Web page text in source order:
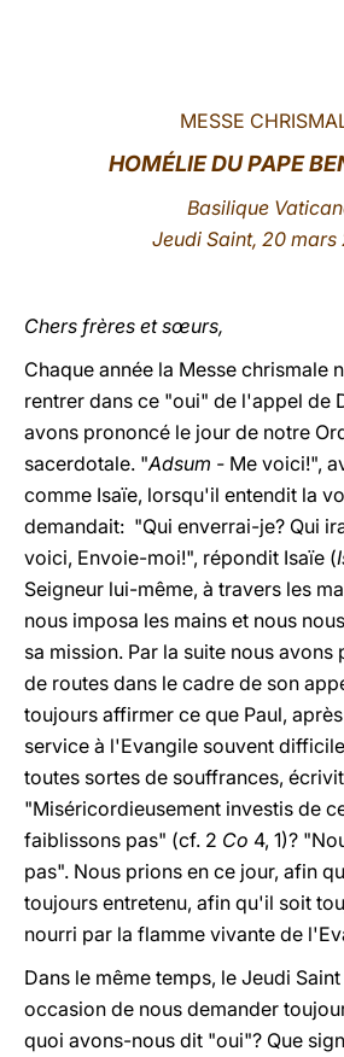
MESSE
HOMÉLIE DU PAPE
Basilique
Jeudi Saint, 20 mars
Chers frères et sœurs,
Chaque année la Messe chrismale
rentrer dans ce "oui" de l'appel de
avons prononcé le jour de notre
sacerdotale. "Adsum - Me voici!",
comme Isaïe, lorsqu'il entendit la
demandait: "Qui enverrai-je? Qui
voici, Envoie-moi!", répondit Isaïe (
Seigneur lui-même, à travers les
nous imposa les mains et nous
sa mission. Par la suite nous
de routes dans le cadre de son
toujours affirmer ce que Paul,
service à l'Evangile souvent
toutes sortes de souffrances,
"Miséricordieusement investis de
faiblissons pas" (cf. 2 Co 4, 1)?
pas". Nous prions en ce jour, afin
toujours entretenu, afin qu'il soit
nourri par la flamme vivante de
Dans le même temps, le Jeudi
occasion de nous demander
quoi avons-nous dit "oui"? Que